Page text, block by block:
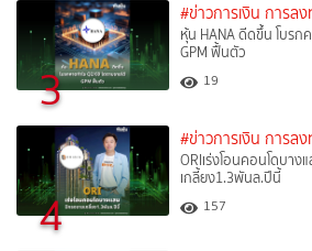
3
#ข่าวการเงิน การล
หุ้น HANA ดีดขึ้น โบรก
GPM ฟื้นตัว
19
4
#ข่าวการเงิน การล
ORIเร่งโอนคอนโดบาง
เกลี้ยง1.3พันล.ปีนี้
157